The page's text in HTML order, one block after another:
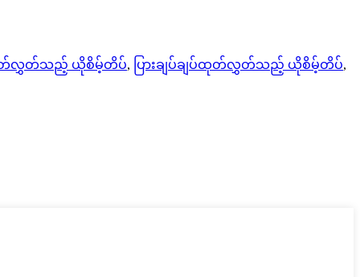
လွှတ်သည့် ယိုစိမ့်တိပ်, ပြားချပ်ချပ်ထုတ်လွှတ်သည့် ယိုစိမ့်တိပ်,